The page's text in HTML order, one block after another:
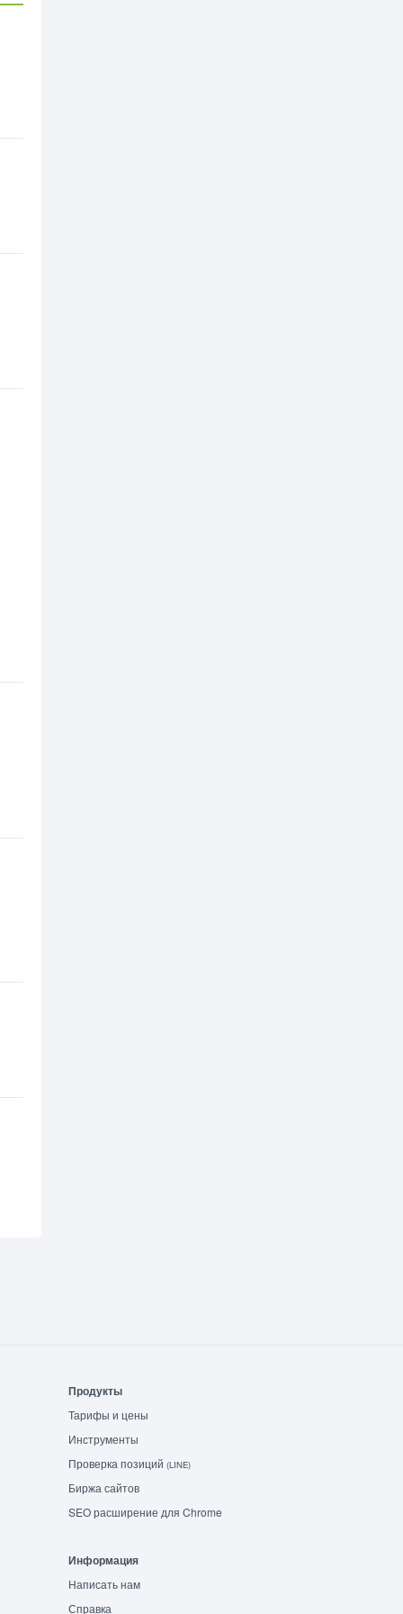
Продукты
Тарифы и цены
Инструменты
Проверка позиций (LINE)
Биржа сайтов
SEO расширение для Chrome
Информация
Написать нам
Справка